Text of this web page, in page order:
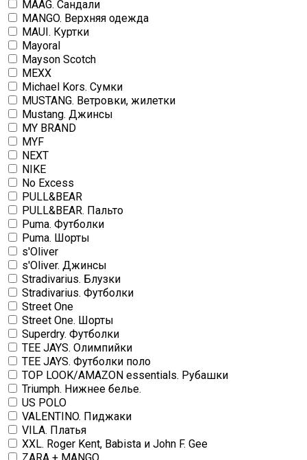
MAAG. Сандали
MANGO. Верхняя одежда
MAUI. Куртки
Mayoral
Mayson Scotch
MEXX
Michael Kors. Сумки
MUSTANG. Ветровки, жилетки
Mustang. Джинсы
MY BRAND
MYF
NEXT
NIKE
No Excess
PULL&BEAR
PULL&BEAR. Пальто
Puma. Футболки
Puma. Шорты
s'Oliver
s'Oliver. Джинсы
Stradivarius. Блузки
Stradivarius. Футболки
Street One
Street One. Шорты
Superdry. Футболки
TEE JAYS. Олимпийки
TEE JAYS. Футболки поло
TOP LOOK/AMAZON essentials. Рубашки
Triumph. Нижнее белье.
US POLO
VALENTINO. Пиджаки
VILA. Платья
XXL. Roger Kent, Babista и John F. Gee